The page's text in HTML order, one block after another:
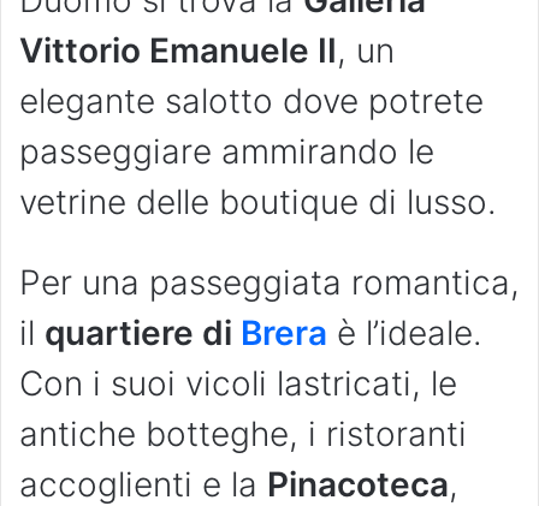
Vittorio Emanuele II, un
elegante salotto dove potrete
passeggiare ammirando le
vetrine delle boutique di lusso.
Per una passeggiata romantica,
il quartiere di Brera è l’ideale.
Con i suoi vicoli lastricati, le
antiche botteghe, i ristoranti
accoglienti e la Pinacoteca,